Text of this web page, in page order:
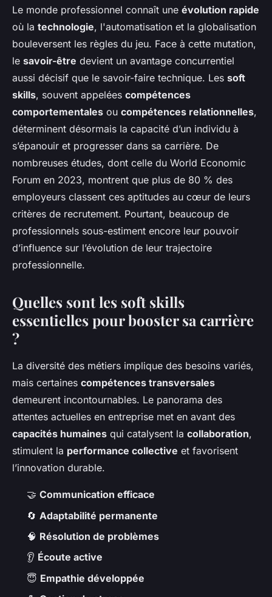
Soft skills : développer les
compétences clés pour
accélérer sa carrière
Léa•24 février 2026• 6 min de lecture
Le monde professionnel connaît une évolution rapide
où la technologie, l'automatisation et la globalisation
bouleversent les règles du jeu. Face à cette mutation,
le savoir-être devient un avantage concurrentiel
aussi décisif que le savoir-faire technique. Les soft
skills, souvent appelées compétences
comportementales ou compétences relationnelles,
déterminent désormais la capacité d’un individu à
s’épanouir et progresser dans sa carrière. De
nombreuses études, dont celle du World Economic
Forum en 2023, montrent que plus de 80 % des
employeurs classent ces aptitudes au cœur de leurs
critères de recrutement. Pourtant, beaucoup de
professionnels sous-estiment encore leur pouvoir
d’influence sur l’évolution de leur trajectoire
professionnelle.
Quelles sont les soft skills
essentielles pour booster sa carrière
?
La diversité des métiers implique des besoins variés,
mais certaines compétences transversales
demeurent incontournables. Le panorama des
attentes actuelles en entreprise met en avant des
capacités humaines qui catalysent la collaboration,
stimulent la performance collective et favorisent
l’innovation durable.
🤝 Communication efficace
🔄 Adaptabilité permanente
🧠 Résolution de problèmes
👂 Écoute active
😇 Empathie développée